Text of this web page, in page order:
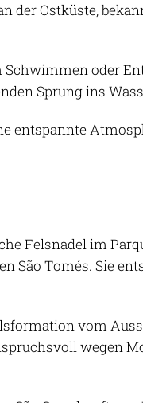
der Ostküste,
Schwimmen oder
Sprung ins
entspannte
Felsnadel im
São Tomés. Sie
vom
wegen